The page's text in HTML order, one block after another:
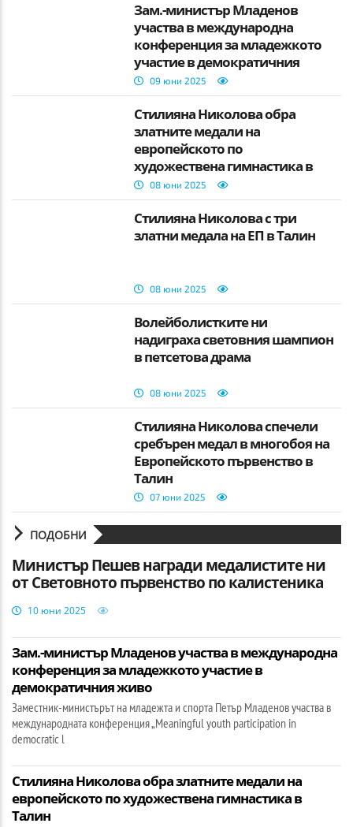
Зам.-министър Младенов
участва в международна
конференция за младежкото
участие в демократичния
живо
09 юни 2025
Стилияна Николова обра
златните медали на
европейското по
художествена гимнастика в
Талин
08 юни 2025
Стилияна Николова с три
златни медала на ЕП в Талин
08 юни 2025
Волейболистките ни
надиграха световния шампион
в петсетова драма
08 юни 2025
Стилияна Николова спечели
сребърен медал в многобоя на
Европейското първенство в
Талин
07 юни 2025
ПОДОБНИ
Министър Пешев награди медалистите ни
от Световното първенство по калистеника
10 юни 2025
Зам.-министър Младенов участва в международна
конференция за младежкото участие в
демократичния живо
Заместник-министърът на младежта и спорта Петър Младенов участва в
международната конференция „Meaningful youth participation in
democratic l
Стилияна Николова обра златните медали на
европейското по художествена гимнастика в
Талин